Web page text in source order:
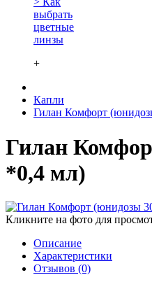
выбрать
цветные
линзы
+
Капли
Гилан Комфорт
Гилан
*0,4 мл)
Кликните на фото для
Описание
Характеристики
Отзывов (0)